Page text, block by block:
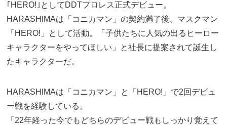
｢HERO!｣としてDDTプロレス正式デビュー。
HARASHIMAは「コニカマン」の契約満了後、マスクマン
「HERO!」として活動。「子供たちに人気の出るヒーロー
キャラクターをやってほしい」と社長に提案されて誕生し
たキャラクターだ。
HARASHIMAは「コニカマン」と「HERO!」で2回デビュ
ー戦を経験している。
「22年経った今でもどちらのデビュー戦もしっかり覚えて